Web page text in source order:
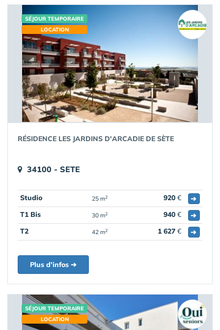
SÉJOUR TEMPORAIRE
LOCATION
RÉSIDENCE LES JARDINS D'ARCADIE DE SÈTE
34100 - SETE
Studio 25 m2 920 €
➔
T1 Bis
30 m2 940 €
➔
T2
42 m2 1 627 € ➔
Plus d'infos ➔
SÉJOUR TEMPORAIRE
LOCATION